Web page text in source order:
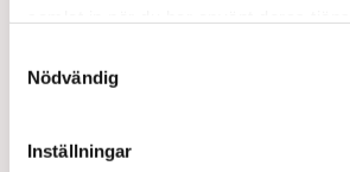
Nödvändig
Inställningar